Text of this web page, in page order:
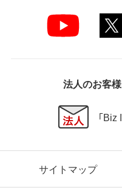
法人のお客
「
サイトマップ